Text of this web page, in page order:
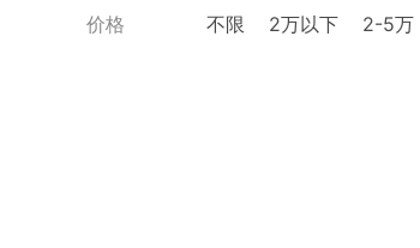
价格
不限 2万以下 2-5万